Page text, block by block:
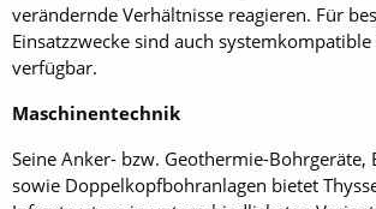
verändernde Verhältnisse reagieren. Für
Einsatzzwecke sind auch systemkompatible
verfügbar.
Maschinentechnik
Seine Anker- bzw. Geothermie-
sowie Doppelkopfbohranlagen bietet